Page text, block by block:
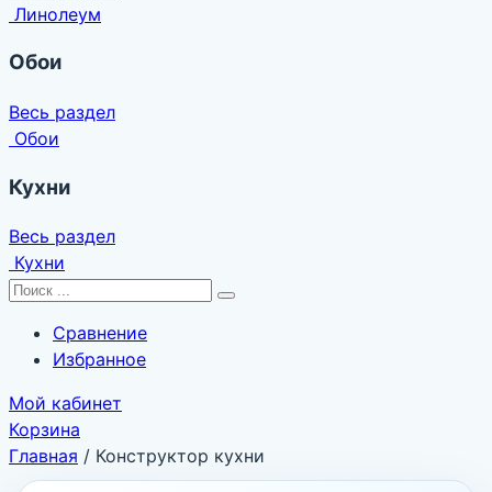
Линолеум
Обои
Весь раздел
Обои
Кухни
Весь раздел
Кухни
Сравнение
Избранное
Мой кабинет
Корзина
Главная / Конструктор кухни